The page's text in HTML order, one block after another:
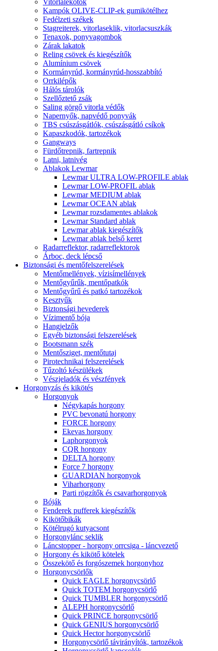
Kampók OLIVE-CLIP-ek gumikötélhez
Fedélzeti székek
Stagreiterek, vitorlaseklik, vitorlacsuszkák
Tenaxok, ponyvagombok
Zárak lakatok
Reling csövek és kiegészítők
Alumínium csövek
Kormányrúd, kormányrúd-hosszabbító
Orrkilépők
Hálós tárolók
Szellőztető zsák
Saling görgő vitorla védők
Napernyők, napvédő ponyvák
TBS csúszásgátlók, csúszásgátló csíkok
Kapaszkodók, tartozékok
Gangways
Fürdőtrepnik, fartrepnik
Latni, latnivég
Ablakok Lewmar
Lewmar ULTRA LOW-PROFILE ablak
Lewmar LOW-PROFIL ablak
Lewmar MEDIUM ablak
Lewmar OCEAN ablak
Lewmar rozsdamentes ablakok
Lewmar Standard ablak
Lewmar ablak kiegészítők
Lewmar ablak belső keret
Radarreflektor, radarreflektorok
Árboc, deck lépcső
Biztonsági és mentőfelszerelések
Mentőmellények, vízisímellények
Mentőgyűrűk, mentőpatkók
Mentőgyűrű és patkó tartozékok
Kesztyűk
Biztonsági hevederek
Vízimentő bója
Hangjelzők
Egyéb biztonsági felszerelések
Bootsmann szék
Mentősziget, mentőtutaj
Pirotechnikai felszerelések
Tűzoltó készülékek
Vészjeladók és vészfények
Horgonyzás és kikötés
Horgonyok
Négykapás horgony
PVC bevonatú horgony
FORCE horgony
Ekevas horgony
Laphorgonyok
CQR horgony
DELTA horgony
Force 7 horgony
GUARDIAN horgonyok
Viharhorgony
Parti rögzítők és csavarhorgonyok
Bóják
Fenderek pufferek kiegészítők
Kikötőbikák
Kötélrugó kutyacsont
Horgonylánc seklik
Láncstopper - horgony orrcsiga - láncvezető
Horgony és kikötő kötelek
Összekötő és forgószemek horgonyhoz
Horgonycsörlők
Quick EAGLE horgonycsörlő
Quick TOTEM horgonycsörlő
Quick TUMBLER horgonycsörlő
ALEPH horgonycsörlő
Quick PRINCE horgonycsörlő
Quick GENIUS horgonycsörlő
Quick Hector horgonycsörlő
Horgonycsörlő távirányítók, tartozékok